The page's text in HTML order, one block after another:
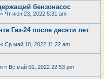
бензонасос
« Чт июн 23, 2022 5:31 am
Газ-24 после десяти лет
« Ср май 18, 2022 11:22 am
« Вс май 01, 2022 22:53 pm